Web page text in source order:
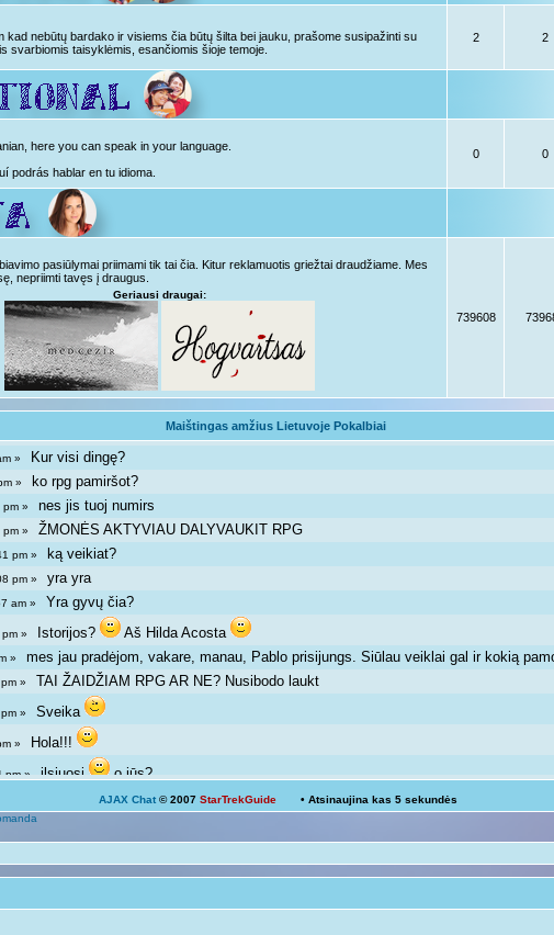
kad nebūtų bardako ir visiems čia būtų šilta bei jauku, prašome susipažinti su
svarbiomis taisyklėmis, esančiomis šioje temoje.
2 2
here you can speak in your language.
podrás hablar en tu idioma.
0 0
pasiūlymai priimami tik tai čia. Kitur reklamuotis griežtai draudžiame. Mes
nepriimti tavęs į draugus.
Geriausi draugai:
739608
Maištingas amžius Lietuvoje Pokalbiai
» Kur visi dingę?
» ko rpg pamiršot?
pm »nes jis tuoj numirs
pm »ŽMONĖS AKTYVIAU DALYVAUKIT RPG
pm » ką veikiat?
pm »yra yra
am » Yra gyvų čia?
pm » Istorijos? Aš Hilda Acosta
»mes jau pradėjom, vakare, manau, Pablo prisijungs. Siūlau veiklai gal ir kokią
pm » TAI ŽAIDŽIAM RPG AR NE? Nusibodo laukt
pm »Sveika
» Hola!!!
pm »ilsiuosi o jūs?
Ką veikiat?
pm »galima ir atsipalaiduoti nuo mokslų
pm »
»
AJAX Chat © 2007StarTrekGuide • Atsinaujina kas5 sekundės